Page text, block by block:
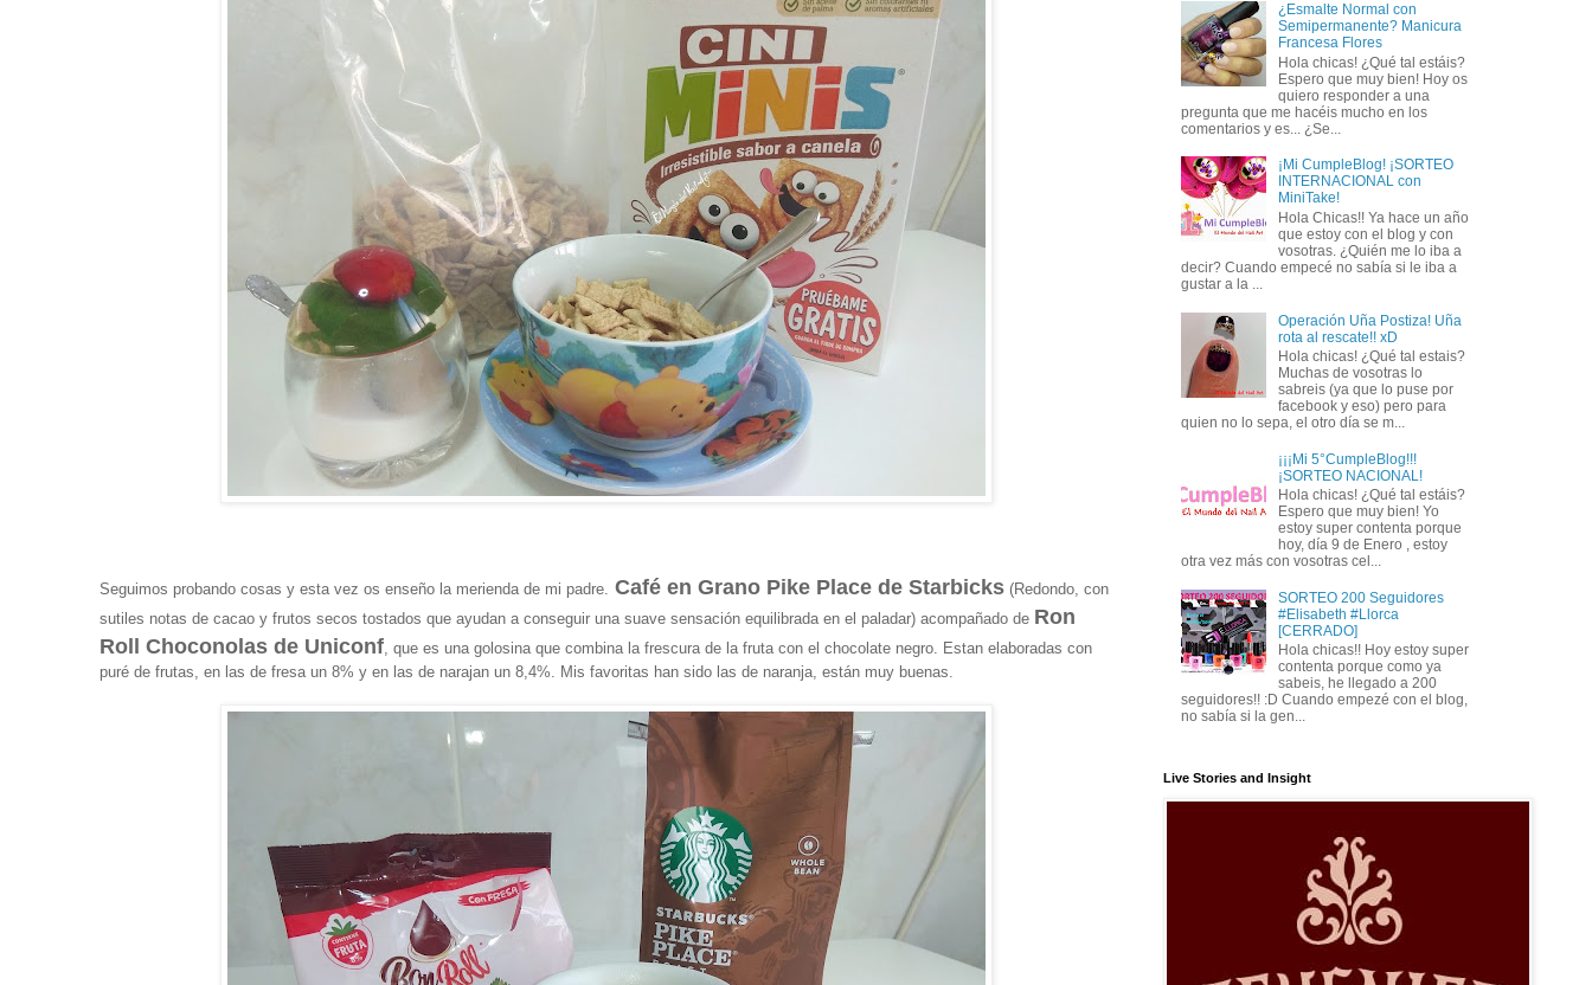
Seguimos probando cosas y esta vez os enseño la merienda de mi padre. Café en Grano Pike Place de Starbicks (Redondo, con
sutiles notas de cacao y frutos secos tostados que ayudan a conseguir una suave sensación equilibrada en el paladar) acompañado de Ron
Roll Choconolas de Uniconf , que es una golosina que combina la frescura de la fruta con el chocolate negro. Estan elaboradas con
puré de frutas, en las de fresa un 8% y en las de narajan un 8,4%. Mis favoritas han sido las de naranja, están muy buenas.
¿Esmalte Normal con
Semipermanente? Manicura
Francesa Flores
Hola chicas! ¿Qué tal estáis?
Espero que muy bien! Hoy os
quiero responder a una
pregunta que me hacéis mucho en los
comentarios y es... ¿Se...
¡Mi CumpleBlog! ¡SORTEO
INTERNACIONAL con
MiniTake!
Hola Chicas!! Ya hace un año
que estoy con el blog y con
vosotras. ¿Quién me lo iba a
decir? Cuando empecé no sabía si le iba a
gustar a la ...
Operación Uña Postiza! Uña
rota al rescate!! xD
Hola chicas! ¿Qué tal estais?
Muchas de vosotras lo
sabreis (ya que lo puse por
facebook y eso) pero para
quien no lo sepa, el otro día se m...
¡¡¡Mi 5°CumpleBlog!!!
¡SORTEO NACIONAL!
Hola chicas! ¿Qué tal estáis?
Espero que muy bien! Yo
estoy super contenta porque
hoy, día 9 de Enero , estoy
otra vez más con vosotras cel...
SORTEO 200 Seguidores
#Elisabeth #Llorca
[CERRADO]
Hola chicas!! Hoy estoy super
contenta porque como ya
sabeis, he llegado a 200
seguidores!! :D Cuando empezé con el blog,
no sabía si la gen...
Live Stories and Insight